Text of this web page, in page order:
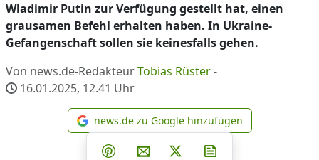
Wladimir Putin zur Verfügung gestellt hat, einen
grausamen Befehl erhalten haben. In Ukraine-
Gefangenschaft sollen sie keinesfalls gehen.
Von news.de-RedakteurTobias Rüster-
16.01.2025, 12.41 Uhr
news.de zu Google
news.de zu Google hinzufügen
Teilen auf Facebook
Teilen auf Whatsapp
Teilen auf Telegram
Teilen auf Pinterest
Per E-Mail teilen
Post auf X